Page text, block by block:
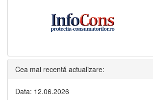
Cea mai recentă actualizare:
Data: 12.06.2026